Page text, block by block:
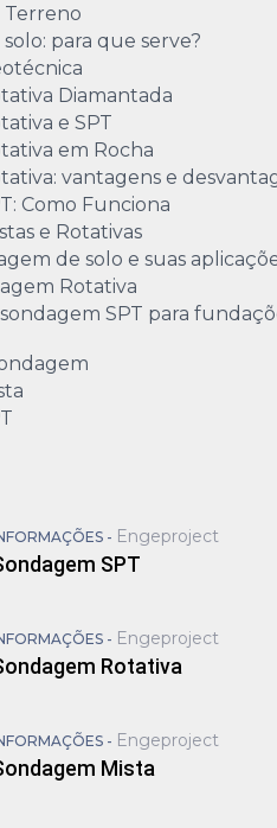
Terreno
para que serve?
Diamantada
e SPT
em Rocha
vantagens e
Como Funciona
e Rotativas
de solo e suas
Rotativa
SPT para
- Engeproject
SPT
- Engeproject
Rotativa
- Engeproject
Mista